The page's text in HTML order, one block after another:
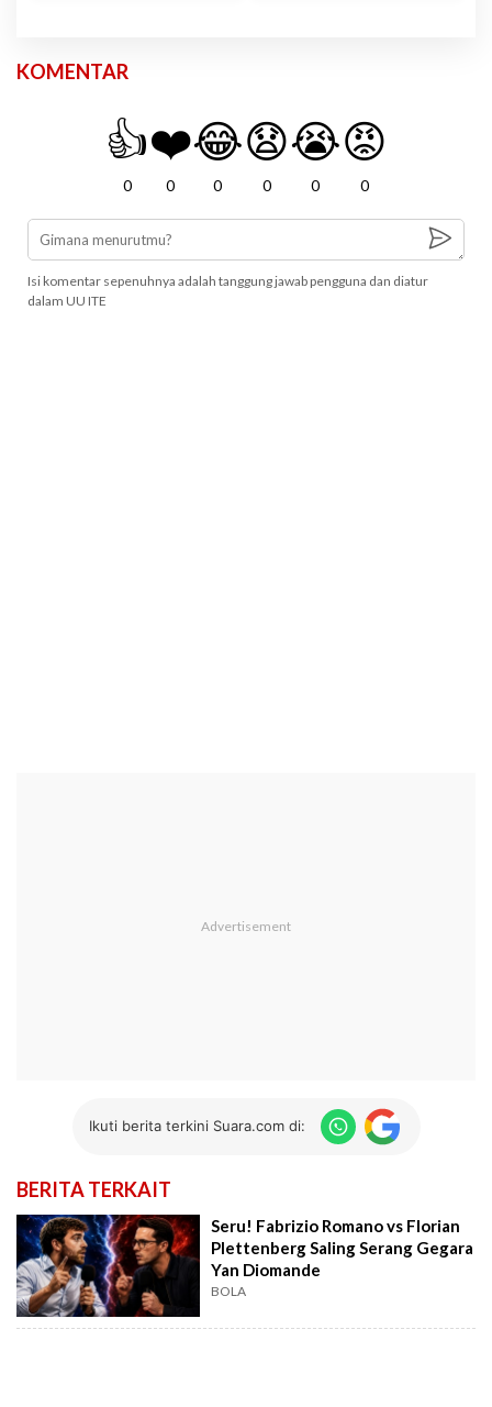
KOMENTAR
👍
0
❤️
0
😂
0
😧
0
😭
0
😡
0
Isi komentar sepenuhnya adalah tanggung jawab pengguna dan diatur
dalam UU ITE
Ikuti berita terkini Suara.com di:
BERITA TERKAIT
Seru! Fabrizio Romano vs Florian
Plettenberg Saling Serang Gegara
Yan Diomande
BOLA